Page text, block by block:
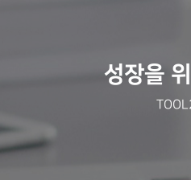
성장을